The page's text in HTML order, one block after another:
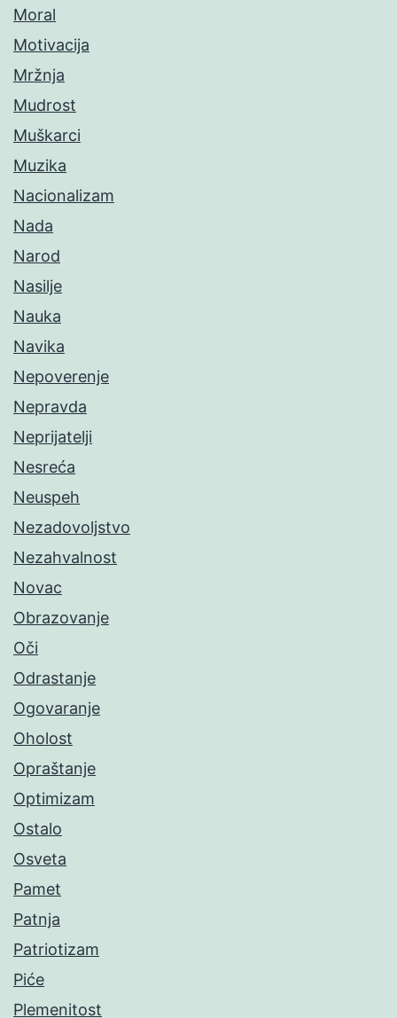
Moral
Motivacija
Mržnja
Mudrost
Muškarci
Muzika
Nacionalizam
Nada
Narod
Nasilje
Nauka
Navika
Nepoverenje
Nepravda
Neprijatelji
Nesreća
Neuspeh
Nezadovoljstvo
Nezahvalnost
Novac
Obrazovanje
Oči
Odrastanje
Ogovaranje
Oholost
Opraštanje
Optimizam
Ostalo
Osveta
Pamet
Patnja
Patriotizam
Piće
Plemenitost